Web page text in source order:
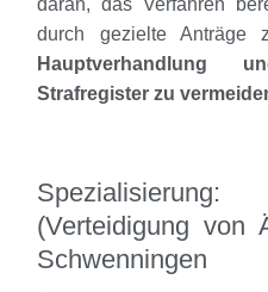
daran, das Verfahren
durch gezielte
Hauptverhandlung
Strafregister zu
Spezialisierung:
(Verteidigung von
Schwenningen